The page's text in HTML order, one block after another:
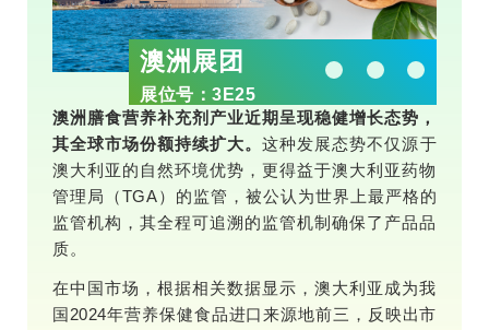
澳洲展团
展位号：3E25
澳洲膳食营养补充剂产业近期呈现稳健增长态势，
其全球市场份额持续扩大。这种发展态势不仅源于
澳大利亚的自然环境优势，更得益于澳大利亚药物
管理局（TGA）的监管，被公认为世界上最严格的
监管机构，其全程可追溯的监管机制确保了产品品
质。
在中国市场，根据相关数据显示，澳大利亚成为我
国2024年营养保健食品进口来源地前三，反映出市